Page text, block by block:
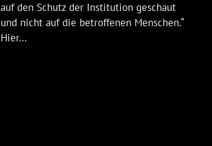
auf den Schutz der Institution geschaut
und nicht auf die betroffenen Menschen.“
Hier…